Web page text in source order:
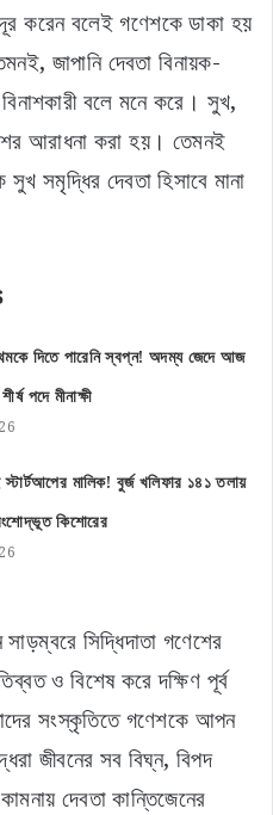
করেন বলেই গণেশকে ডাকা হয়
জাপানি দেবতা বিনায়ক-
বলে মনে করে। সুখ,
আরাধনা করা হয়। তেমনই
সমৃদ্ধির দেবতা হিসাবে মানা
দিতে পারেনি স্বপ্ন! অদম্য জেদে আজ
পদে মীনাক্ষী
মালিক! বুর্জ খলিফার ১৪১ তলায়
কিশোরের
সিদ্ধিদাতা গণেশের
ও বিশেষ করে দক্ষিণ পূর্ব
সংস্কৃতিতে গণেশকে আপন
জীবনের সব বিঘ্ন, বিপদ
দেবতা কান্তিজেনের